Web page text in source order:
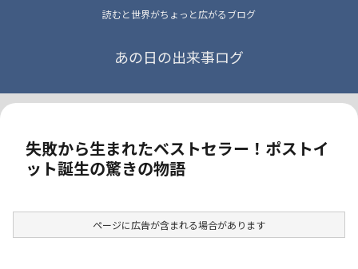
読むと世界がちょっと広がるブログ
あの日の出来事ログ
失敗から生まれたベストセラー！ポストイ
ット誕生の驚きの物語
ページに広告が含まれる場合があります